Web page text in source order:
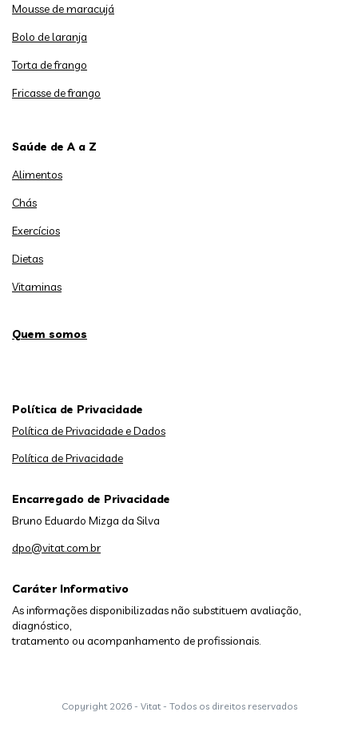
Mousse de maracujá
Bolo de laranja
Torta de frango
Fricasse de frango
Saúde de A a Z
Alimentos
Chás
Exercícios
Dietas
Vitaminas
Quem somos
Caráter Informativo
As informações disponibilizadas não substituem avaliação,
diagnóstico,
tratamento ou acompanhamento de profissionais.
Política de Privacidade
Política de Privacidade e Dados
Política de Privacidade
Encarregado de Privacidade
Bruno Eduardo Mizga da Silva
dpo@vitat.com.br
Copyright 2026 - Vitat - Todos os direitos reservados